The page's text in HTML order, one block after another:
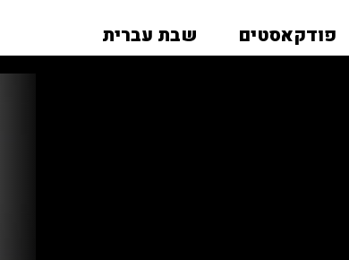
פודקאסטים שבת עברית